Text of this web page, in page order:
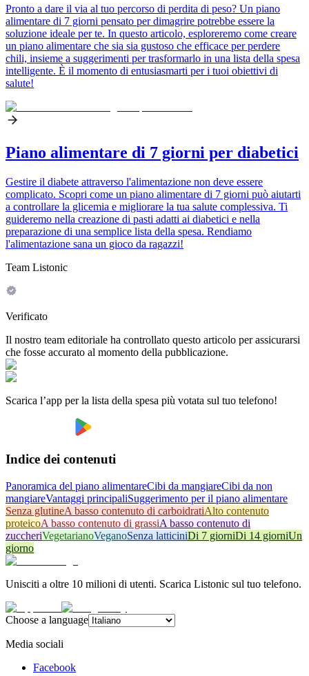
Pronto a dare il via al tuo percorso di perdita di peso? Un piano
alimentare di 7 giorni pensato per dimagrire potrebbe essere la
soluzione ideale per te. In questo articolo, esploreremo come creare
un piano alimentare che sia sia gustoso che efficace per perdere
chili, insieme a suggerimenti per trasformarlo in una lista della spesa
intelligente. È il momento di entusiasmarti per i tuoi obiettivi di
salute!
Piano alimentare di 7 giorni per diabetici
Gestire il diabete attraverso l'alimentazione non deve essere
complicato. Scopri come un piano alimentare di 7 giorni può aiutarti
a controllare la glicemia e migliorare la tua salute complessiva. Ti
guideremo nella creazione di pasti adatti ai diabetici e nella
preparazione di una semplice lista della spesa. Rendiamo
l'alimentazione sana un gioco da ragazzi!
Team Listonic
Verificato
Il nostro team editoriale ha controllato questo articolo per assicurarsi
che fosse accurato al momento della pubblicazione.
Scarica l’app per la lista della spesa più votata sul tuo telefono!
Indice dei contenuti
Panoramica del piano alimentareCibi da mangiareCibi da non
mangiareVantaggi principaliSuggerimento per il piano alimentare
Senza glutineA basso contenuto di carboidratiAlto contenuto
proteicoA basso contenuto di grassiA basso contenuto di
zuccheriVegetarianoVeganoSenza latticiniDi 7 giorniDi 14 giorniUn
giorno
Unisciti a oltre 10 milioni di utenti. Scarica Listonic sul tuo telefono.
Choose a language
Media sociali
Facebook